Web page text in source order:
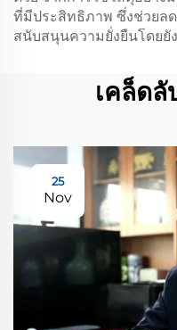
ที่มีประสิทธิภาพ ซึ่งช่วยล
สนับสนุนความยั่งยืนโดย
เคล็ด
25
Nov